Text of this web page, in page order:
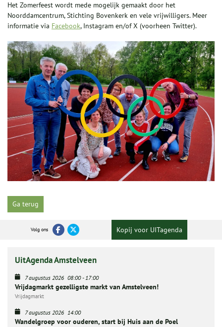
Het Zomerfeest wordt mede mogelijk gemaakt door het
Noorddamcentrum, Stichting Bovenkerk en vele vrijwilligers. Meer
informatie via Facebook, Instagram en/of X (voorheen Twitter).
Ga terug
Volg ons Kopij voor UITagenda
UitAgenda Amstelveen
7 augustus 2026 08:00-17:00
Vrijdagmarkt gezelligste markt van Amstelveen!
Vrijdagmarkt
7 augustus 2026 14:00
Wandelgroep voor ouderen, start bij Huis aan de Poel